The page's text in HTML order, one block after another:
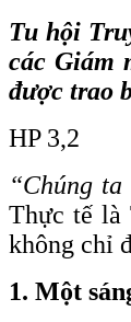
Tu hội
các Giám
được trao
HP 3,2
“Chúng
Thực tế là
không chỉ
1. Một